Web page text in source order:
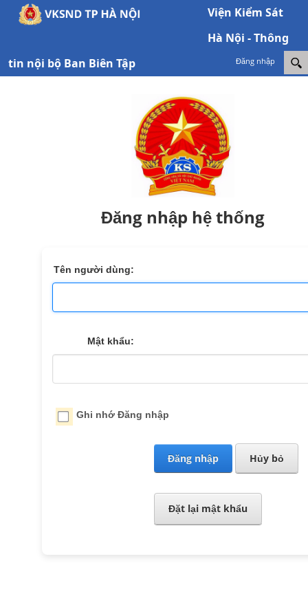
Viện Kiểm Sát
Hà Nội - Thông
tin nội bộ Ban Biên Tập
Đăng nhập
Đăng nhập hệ thống
Tên người dùng:
Mật khẩu:
Ghi nhớ Đăng nhập
Đăng nhập Hủy bỏ
Đặt lại mật khẩu